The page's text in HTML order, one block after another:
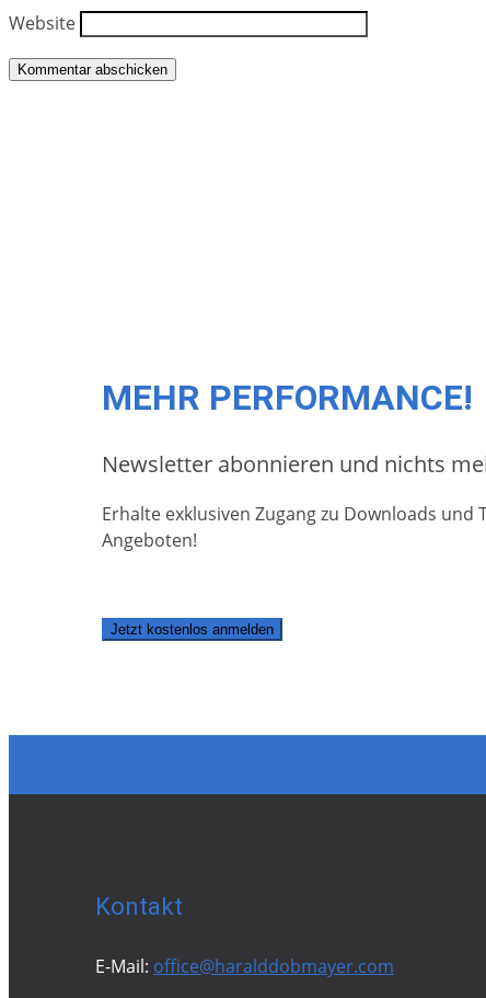
Website
MEHR PERFORMANCE!
Newsletter abonnieren und nichts
Erhalte exklusiven Zugang zu Downloads
Angeboten!
Jetzt kostenlos anmelden
Kontakt
E-Mail: office@haralddobmayer.com